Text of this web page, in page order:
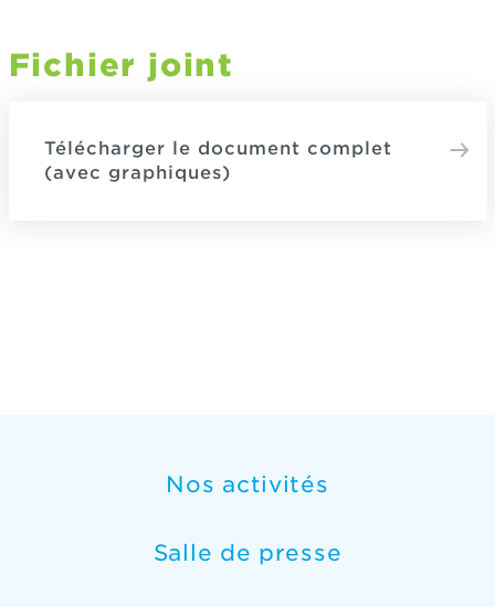
Fichier joint
Télécharger le document complet
(avec graphiques)
Nos activités
Salle de presse